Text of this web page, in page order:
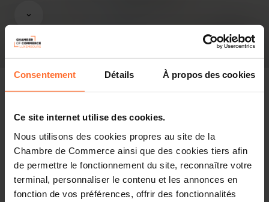
Consentement Détails À propos des cookies
Ce site internet utilise des cookies.
Nous utilisons des cookies propres au site de la
Chambre de Commerce ainsi que des cookies tiers afin
de permettre le fonctionnement du site, reconnaître votre
terminal, personnaliser le contenu et les annonces en
fonction de vos préférences, offrir des fonctionnalités
Share this article